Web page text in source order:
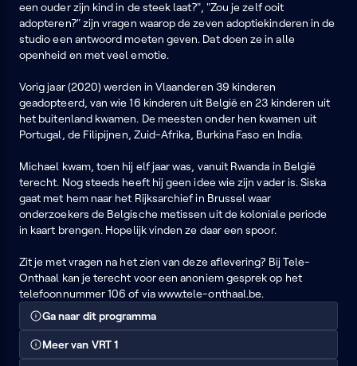
leeftijden
een ouder zijn kind in de steek laat?", "Zou je zelf ooit
adopteren?" zijn vragen waarop de zeven adoptiekinderen in de
studio een antwoord moeten geven. Dat doen ze in alle
openheid en met veel emotie.
Vorig jaar (2020) werden in Vlaanderen 39 kinderen
geadopteerd, van wie 16 kinderen uit België en 23 kinderen uit
het buitenland kwamen. De meesten onder hen kwamen uit
Portugal, de Filipijnen, Zuid-Afrika, Burkina Faso en India.
Michael kwam, toen hij elf jaar was, vanuit Rwanda in België
terecht. Nog steeds heeft hij geen idee wie zijn vader is. Siska
gaat met hem naar het Rijksarchief in Brussel waar
onderzoekers de Belgische metissen uit de koloniale periode
in kaart brengen. Hopelijk vinden ze daar een spoor.
Zit je met vragen na het zien van deze aflevering? Bij Tele-
Onthaal kan je terecht voor een anoniem gesprek op het
telefoonnummer 106 of via www.tele-onthaal.be.
Ga naar dit programma
Meer van VRT 1